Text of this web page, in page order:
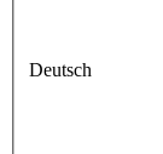
Deutsch